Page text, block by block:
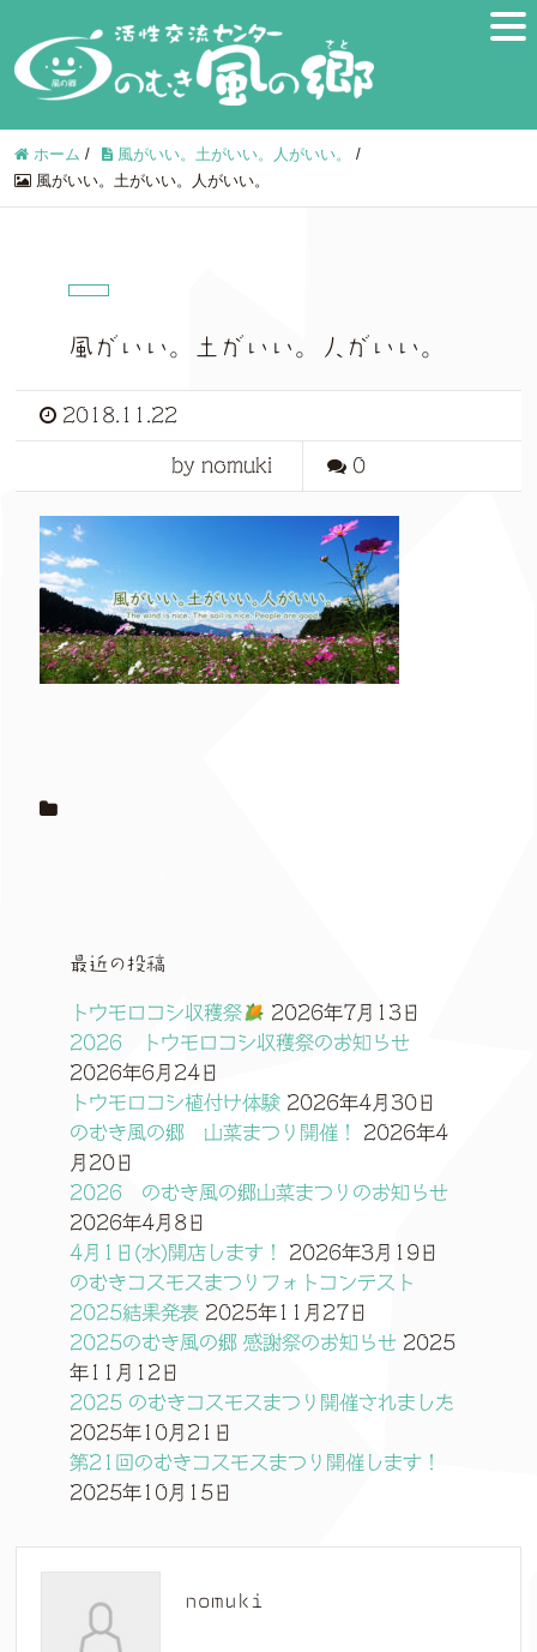
ホーム / 風がいい。土がいい。人がいい。
/
風がいい。土がいい。人がいい。
風がいい。土がいい。人がいい。
2018.11.22
by nomuki 0
最近の投稿
トウモロコシ収穫祭
2026年7月13日
2026 トウモロコシ収穫祭のお知らせ
2026年6月24日
トウモロコシ植付け体験 2026年4月30日
のむき風の郷 山菜まつり開催！
2026年4
月20日
2026 のむき風の郷山菜まつりのお知らせ
2026年4月8日
4月1日(水)開店します！
2026年3月19日
のむきコスモスまつりフォトコンテスト
2025結果発表 2025年11月27日
2025のむき風の郷 感謝祭のお知らせ 2025
年11月12日
2025 のむきコスモスまつり開催されました
2025年10月21日
第21回のむきコスモスまつり開催します！
2025年10月15日
nomuki